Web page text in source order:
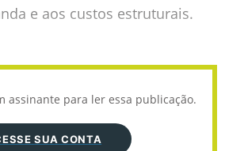
e aos custos estruturais.
assinante para ler essa publicação.
SUA CONTA